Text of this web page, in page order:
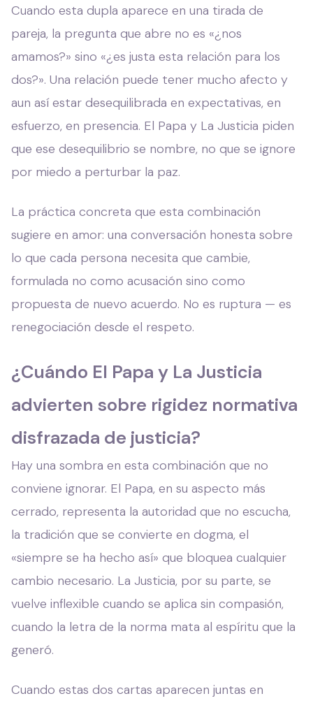
Cuando esta dupla aparece en una tirada de
pareja, la pregunta que abre no es «¿nos
amamos?» sino «¿es justa esta relación para los
dos?». Una relación puede tener mucho afecto y
aun así estar desequilibrada en expectativas, en
esfuerzo, en presencia. El Papa y La Justicia piden
que ese desequilibrio se nombre, no que se ignore
por miedo a perturbar la paz.
La práctica concreta que esta combinación
sugiere en amor: una conversación honesta sobre
lo que cada persona necesita que cambie,
formulada no como acusación sino como
propuesta de nuevo acuerdo. No es ruptura — es
renegociación desde el respeto.
¿Cuándo El Papa y La Justicia
advierten sobre rigidez normativa
disfrazada de justicia?
Hay una sombra en esta combinación que no
conviene ignorar. El Papa, en su aspecto más
cerrado, representa la autoridad que no escucha,
la tradición que se convierte en dogma, el
«siempre se ha hecho así» que bloquea cualquier
cambio necesario. La Justicia, por su parte, se
vuelve inflexible cuando se aplica sin compasión,
cuando la letra de la norma mata al espíritu que la
generó.
Cuando estas dos cartas aparecen juntas en